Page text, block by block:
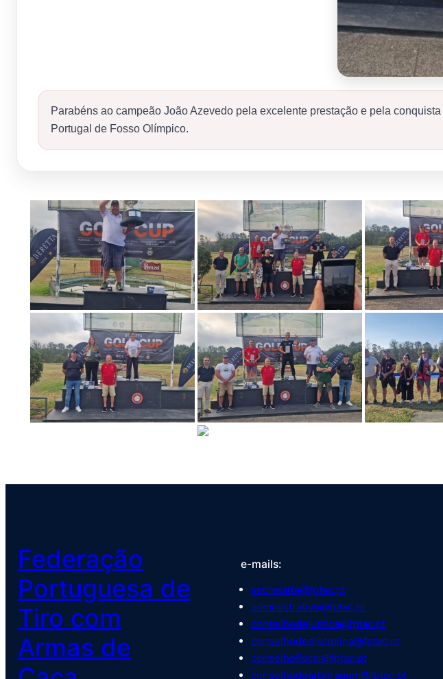
Parabéns ao campeão João Azevedo pela excelente prestação e pela conquista
Portugal de Fosso Olímpico.
Federação
Portuguesa de
Tiro com
Armas de
e-mails:
secretaria@fptac.pt
administrativo@fptac.pt
conselhodejustica@fptac.pt
conselhodedisciplina@fptac.pt
conselhofiscal@fptac.pt
conselhodearbitragem@fptac.pt